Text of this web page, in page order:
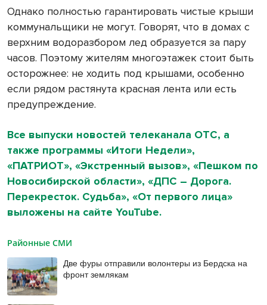
Однако полностью гарантировать чистые крыши
коммунальщики не могут. Говорят, что в домах с
верхним водоразбором лед образуется за пару
часов. Поэтому жителям многоэтажек стоит быть
осторожнее: не ходить под крышами, особенно
если рядом растянута красная лента или есть
предупреждение.
Все выпуски новостей телеканала ОТС, а
также программы «Итоги Недели»,
«ПАТРИОТ», «Экстренный вызов», «Пешком по
Новосибирской области», «ДПС – Дорога.
Перекресток. Судьба», «От первого лица»
выложены на сайте YouTube.
Районные СМИ
Две фуры отправили волонтеры из Бердска на
фронт землякам